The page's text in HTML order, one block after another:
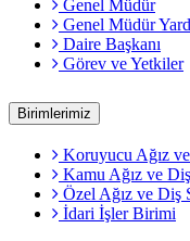
Genel Müdür
Genel Müdür
Daire Başkanı
Görev ve Yetkiler
Birimlerimiz
Koruyucu Ağız
Kamu Ağız ve
Özel Ağız ve Diş
İdari İşler Birimi